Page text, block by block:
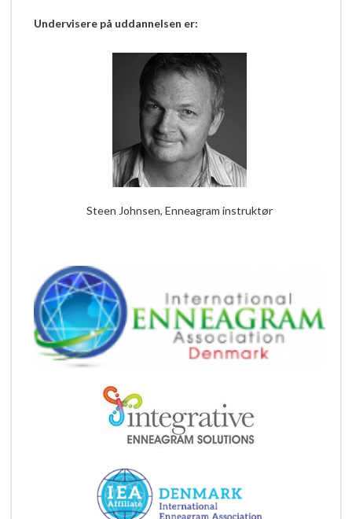
Undervisere på uddannelsen er:
Steen Johnsen, Enneagram instruktør